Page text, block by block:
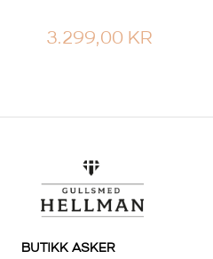
3.299,00 KR
BUTIKK ASKER